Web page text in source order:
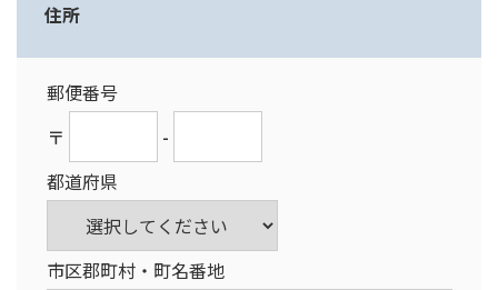
住所
郵便番号
〒
-
都道府県
市区郡町村・町名番地